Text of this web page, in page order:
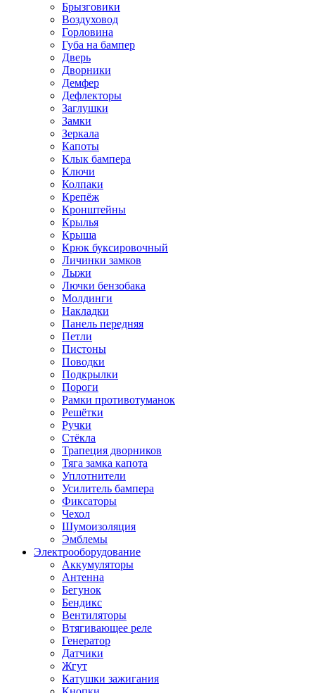
Брызговики
Воздуховод
Горловина
Губа на бампер
Дверь
Дворники
Демфер
Дефлекторы
Заглушки
Замки
Зеркала
Капоты
Клык бампера
Ключи
Колпаки
Крепёж
Кронштейны
Крылья
Крыша
Крюк буксировочный
Личинки замков
Лыжи
Лючки бензобака
Молдинги
Накладки
Панель передняя
Петли
Пистоны
Поводки
Подкрылки
Пороги
Рамки противотуманок
Решётки
Ручки
Стёкла
Трапеция дворников
Тяга замка капота
Уплотнители
Усилитель бампера
Фиксаторы
Чехол
Шумоизоляция
Эмблемы
Электрооборудование
Аккумуляторы
Антенна
Бегунок
Бендикс
Вентиляторы
Втягивающее реле
Генератор
Датчики
Жгут
Катушки зажигания